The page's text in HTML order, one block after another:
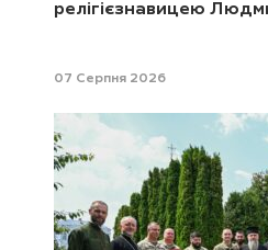
релігієзнавицею
07 Серпня 2026